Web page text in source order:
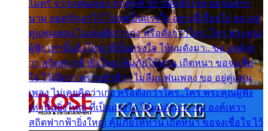
ไมตรี จากแฟนเพลง ทุกทุกที่ ปราณีหลั่งไหล ผมขอฝาก
นาม ยอดรักเอาไว้ โปรดเป็นแรงใจ อย่างนี้เรื่อยไป ขอ อยู่
คู่แฟนเพลง ไม่เคยคิดว่าเก่ง หรือดังกว่าใคร..ใคร พระคุณ
ผู้ฟัง เท่านั้นยิ่งใหญ่ ที่เป็นแรงใจ ให้ผมดังมา.. ขอ องค์เท
วา สถิตฟากฟ้ายิ่งใหญ่ คุ้มภัยให้ท่าน เถิดหนา ขอจงเชื่อ
ใจ ไว้เถิดว่า ตราบชั่วชีวา ไม่ลืมแฟนเพลง ขอ อยู่คู่แฟน
เพลง ไม่เคยคิดว่าเก่ง หรือดังกว่าใคร..ใคร พระคุณผู้ฟัง
เท่านั้นยิ่งใหญ่ ที่เป็นแรงใจ ให้ผมดังมา.. ขอ องค์เทวา
สถิตฟากฟ้ายิ่งใหญ่ คุ้มภัยให้ท่าน เถิดหนา ขอจงเชื่อใจ ไว้